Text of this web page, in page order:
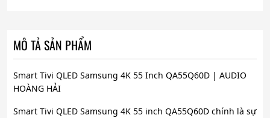
MÔ TẢ SẢN PHẨM
Smart Tivi QLED Samsung 4K 55 Inch QA55Q60D | AUDIO
HOÀNG HẢI
Smart Tivi QLED Samsung 4K 55 inch QA55Q60D chính là sự